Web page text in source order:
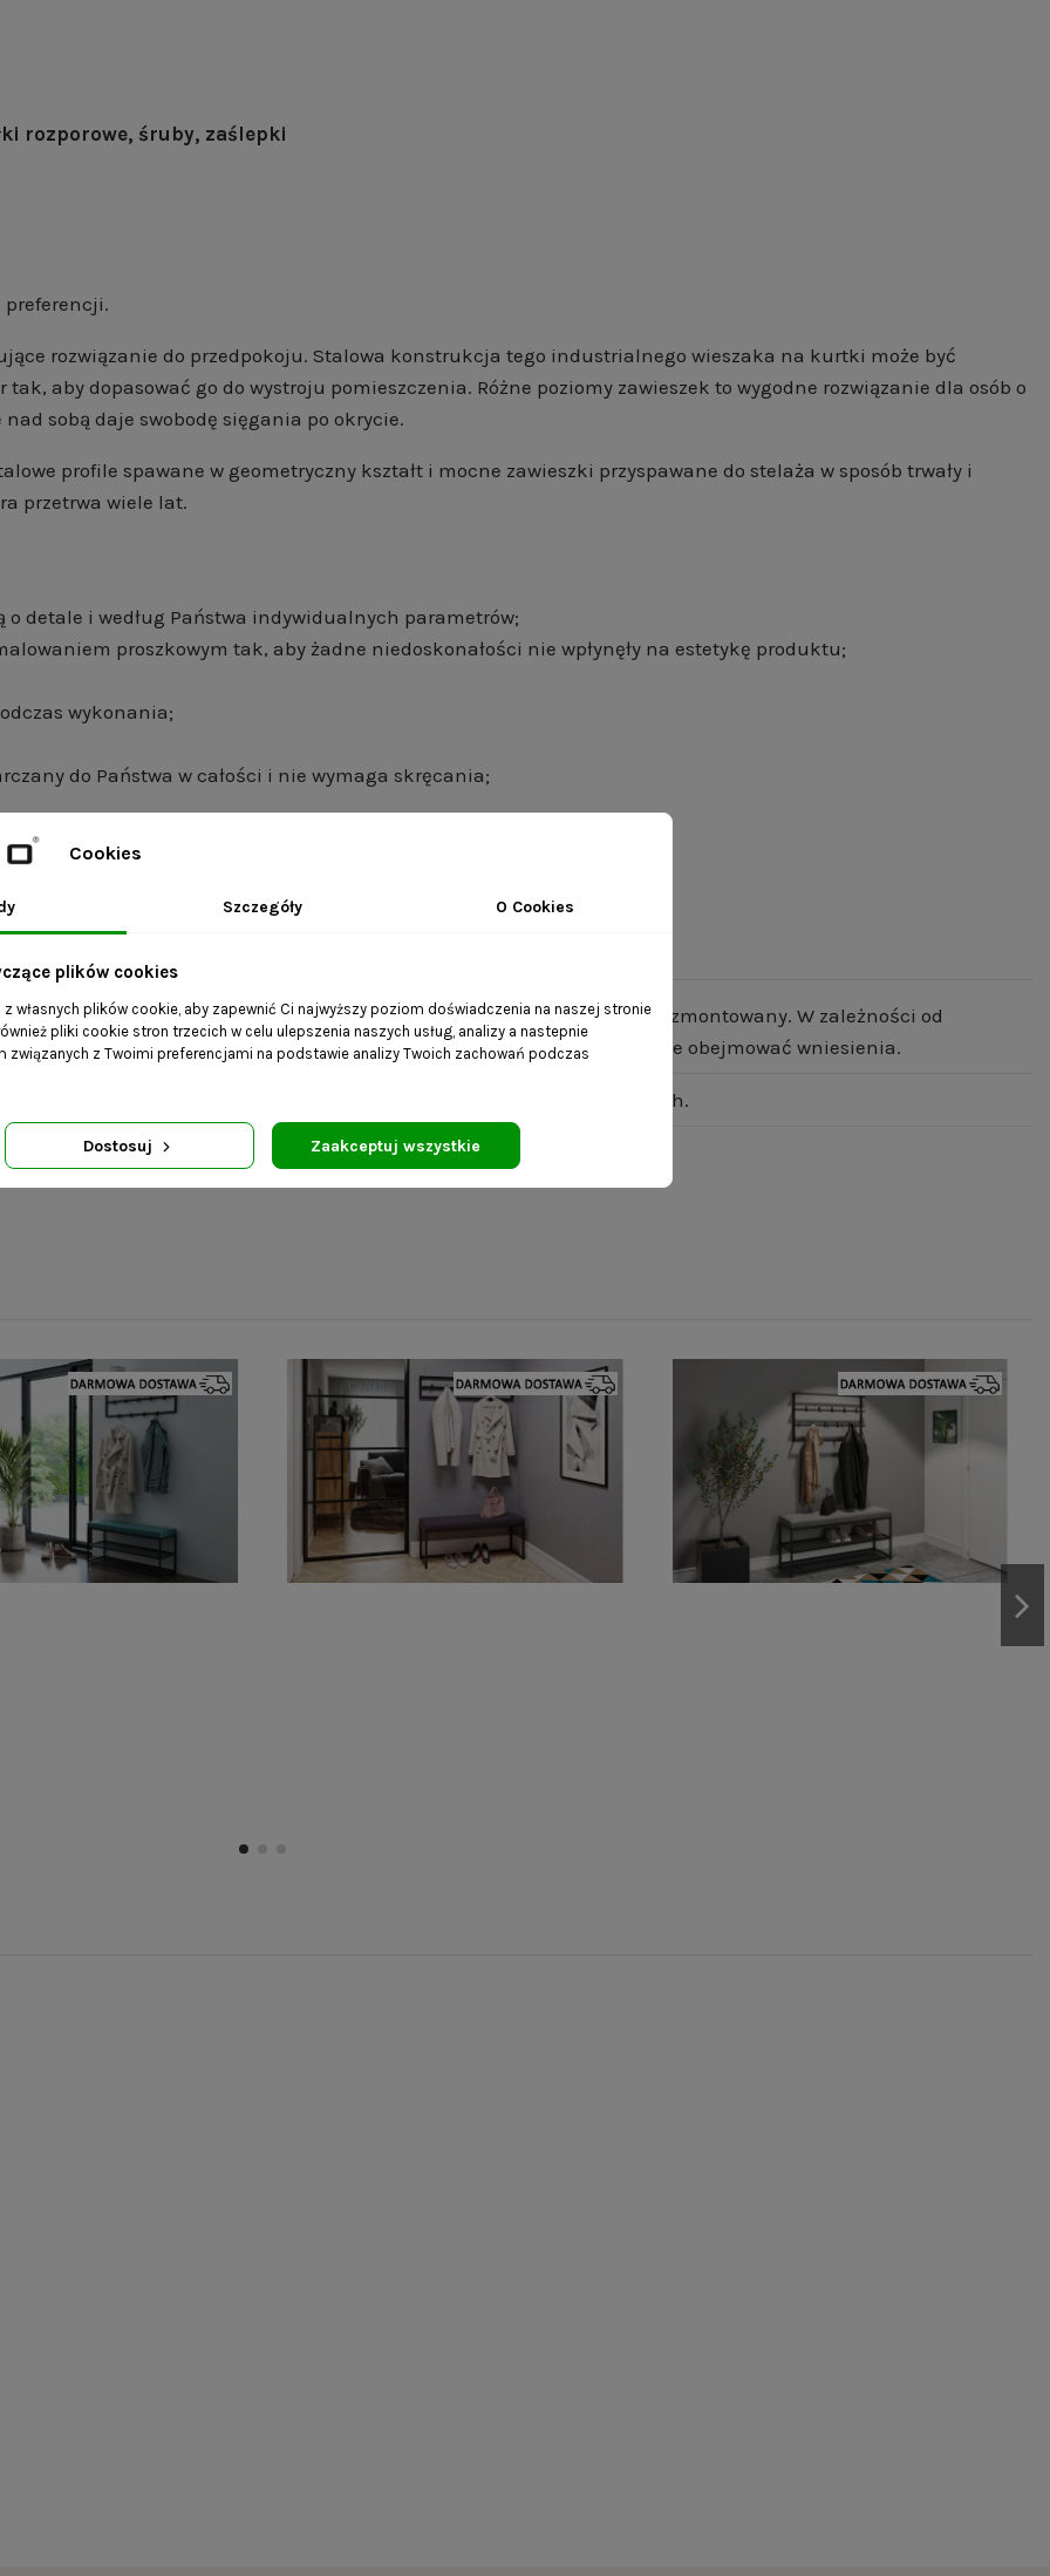
rozporowe, śruby, zaślepki
preferencji.
rozwiązanie do przedpokoju. Stalowa konstrukcja tego industrialnego wieszaka na kurtki może być
aby dopasować go do wystroju pomieszczenia. Różne poziomy zawieszek to wygodne rozwiązanie dla osób o
sobą daje swobodę sięgania po okrycie.
profile spawane w geometryczny kształt i mocne zawieszki przyspawane do stelaża w sposób trwały i
przetrwa wiele lat.
detale i według Państwa indywidualnych parametrów;
proszkowym tak, aby żadne niedoskonałości nie wpłynęły na estetykę produktu;
wykonania;
do Państwa w całości i nie wymaga skręcania;
na zdjęciach można również nabyć w naszym sklepie.
Mebel dostarczany w kartonie w całości- już zmontowany. W zależności od
rozmiarów i wagi przesyłki, transport może nie obejmować wniesienia.
Wysyłka zamówienia w ciągu 10 dni roboczych.
Cookies
Szczegóły O Cookies
plików cookies
z własnych plików cookie, aby zapewnić Ci najwyższy poziom doświadczenia na naszej stronie
pliki cookie stron trzecich w celu ulepszenia naszych usług, analizy a nastepnie
związanych z Twoimi preferencjami na podstawie analizy Twoich zachowań podczas
Dostosuj Zaakceptuj wszystkie